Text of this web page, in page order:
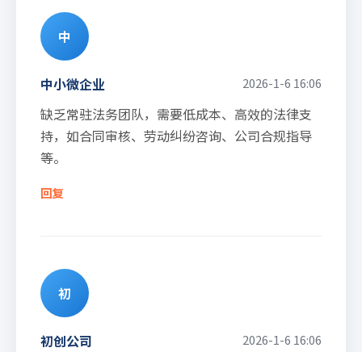
中
中小微企业 2026-1-6 16:06
缺乏常驻法务团队，需要低成本、高效的法律支
持，如合同审核、劳动纠纷咨询、公司合规指导
等。
回复
初
初创公司 2026-1-6 16:06